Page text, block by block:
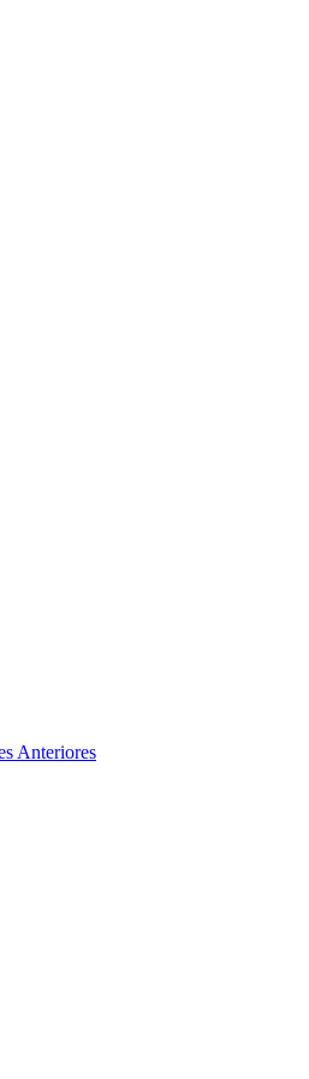
Anteriores